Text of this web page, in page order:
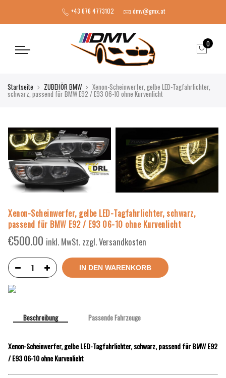
+43 676 4773102 dmv@gmx.at
0
Startseite ZUBEHÖR BMW Xenon-Scheinwerfer, gelbe LED-Tagfahrlichter,
schwarz, passend für BMW E92 / E93 06-10 ohne Kurvenlicht
Xenon-Scheinwerfer, gelbe LED-Tagfahrlichter, schwarz,
passend für BMW E92 / E93 06-10 ohne Kurvenlicht
€500.00 inkl. MwSt. zzgl. Versandkosten
IN DEN WARENKORB
Beschreibung Passende Fahrzeuge
Xenon-Scheinwerfer, gelbe LED-Tagfahrlichter, schwarz, passend für BMW E92
/ E93 06-10 ohne Kurvenlicht